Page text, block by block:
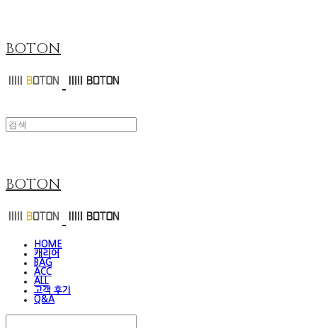
BOTON
BOTON
HOME
캐리어
BAG
ACC
ALL
고객 후기
Q&A